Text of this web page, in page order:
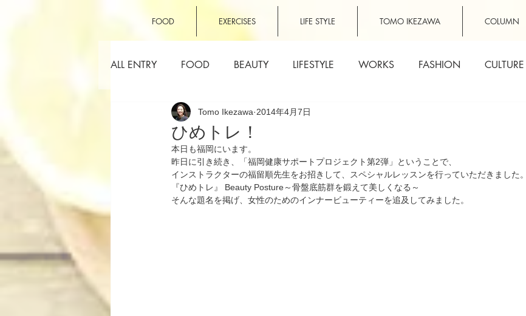
FOOD EXERCISES LIFE STYLE TOMO IKEZAWA COLUMN
ALL ENTRY FOOD BEAUTY LIFESTYLE WORKS FASHION CULTURE
ひめトレ！
Tomo Ikezawa 2014年4月7日
本日も福岡にいます。
昨日に引き続き、「福岡健康サポートプロジェクト第2弾」ということで、
インストラクターの福留順先生をお招きして、スペシャルレッスンを行っていただきました。
『ひめトレ』 Beauty Posture～骨盤底筋群を鍛えて美しくなる～
そんな題名を掲げ、女性のためのインナービューティーを追及してみました。